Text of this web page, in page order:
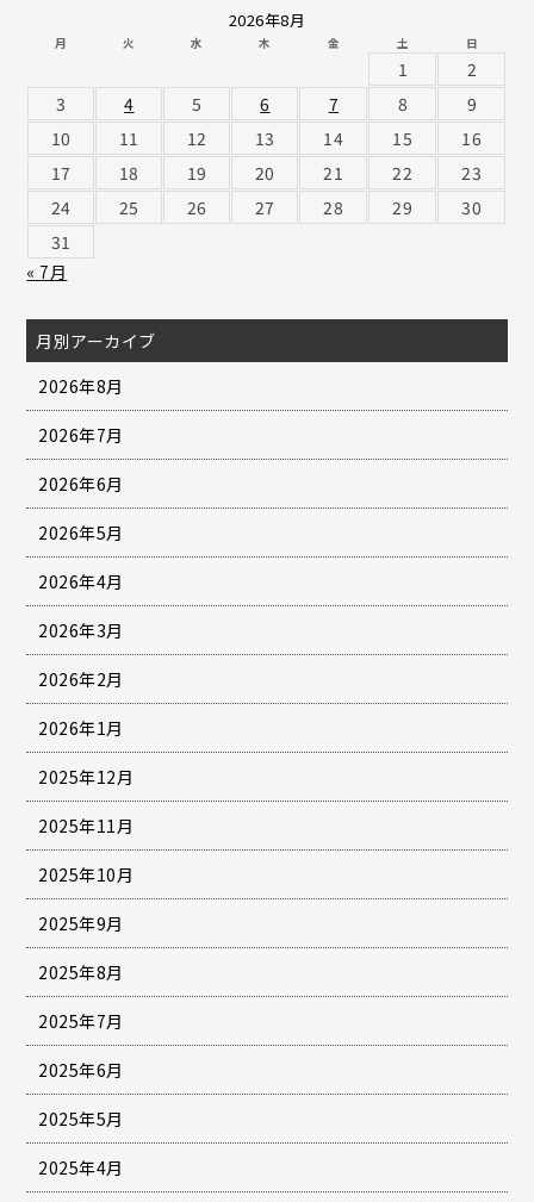
2026年8月
月 火 水 木 金 土 日
1
2
3
4 5 6 7 8
9
10
11 12 13 14 15
16
17
18 19 20 21 22
23
24
25 26 27 28 29
30
31
« 7月
月別アーカイブ
2026年8月
2026年7月
2026年6月
2026年5月
2026年4月
2026年3月
2026年2月
2026年1月
2025年12月
2025年11月
2025年10月
2025年9月
2025年8月
2025年7月
2025年6月
2025年5月
2025年4月